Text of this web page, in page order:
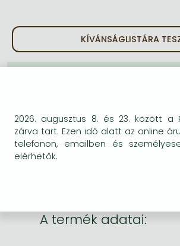
Bleach manga
One-Punch Man manga
KÍVÁNSÁGLISTÁRA
egyszer keresni szerzővel és címmel.
másik, kapható kiadást, forduljon
ügyfélszolgálatunkhoz!
A termék adatai:
2026. augusztus 8. és 23. között a
zárva tart. Ezen idő alatt az online
telefonon, emailben és
elérhetők.